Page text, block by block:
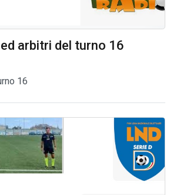
arbitri del turno 16
16